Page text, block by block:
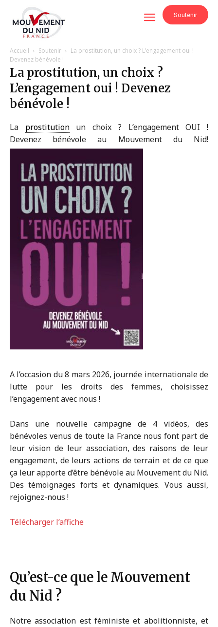
Soutenir
Accueil Soutenir
La prostitution, un choix ? L’engagement oui !
Devenez bénévole !
La prostitution, un choix ?
L’engagement oui ! Devenez
bénévole !
La prostitutionun choix ? L’engagement OUI !
Devenez bénévole au Mouvement du Nid!
A l’occasion du 8 mars 2026, journée internationale de
lutte pour les droits des femmes, choisissez
l’engagement avec nous !
Dans une nouvelle campagne de 4 vidéos, des
bénévoles venus de toute la France nous font part de
leur vision de leur association, des raisons de leur
engagement, de leurs actions de terrain et de ce que
ça leur apporte d’être bénévole au Mouvement du Nid.
Des témoignages forts et dynamiques. Vous aussi,
rejoignez-nous !
Télécharger l’affiche
Qu’est-ce que le Mouvement
du Nid ?
Notre association est féministe et abolitionniste, et